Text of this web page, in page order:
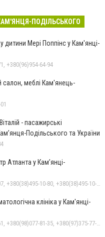
ПОДІЛЬСЬКОГО
дитини Мері Поппінс у Кам'янці-
+380(96)954-64-94
меблі Кам'янець-
- пасажирські
Подільського та України
Атланта у Кам’янці-
+380(67)384-12-07, +380(38)495-10-80, +380(38)495-10-70
клініка у Кам'янці-
+380(98)587-43-61, +380(98)077-81-35, +380(97)375-77-72, +380(97)982-31-07